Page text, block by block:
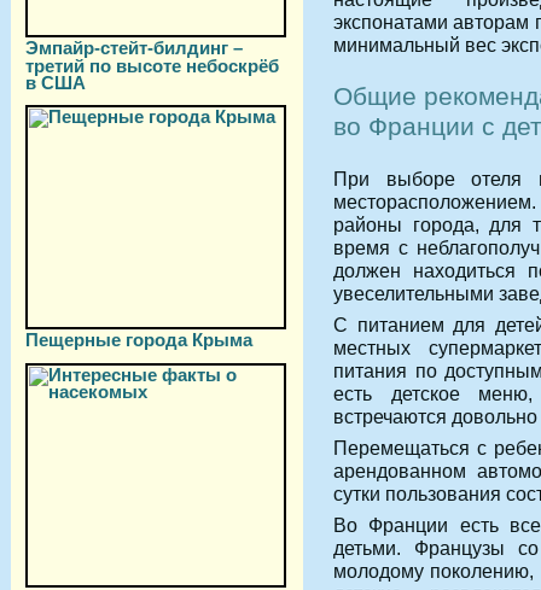
Эмпайр-стейт-билдинг –
третий по высоте небоскрёб
в США
Пещерные города Крыма
экспонатами авторам
минимальный вес
Общие
во Франции с
При выборе отеля
районы города, для
время с
должен находиться
увеселительными
С питанием для
местных
питания по
есть детское
встречаются довольно
Перемещаться с
арендованном
сутки пользования
Во Франции есть
детьми. Французы
молодому поколению,